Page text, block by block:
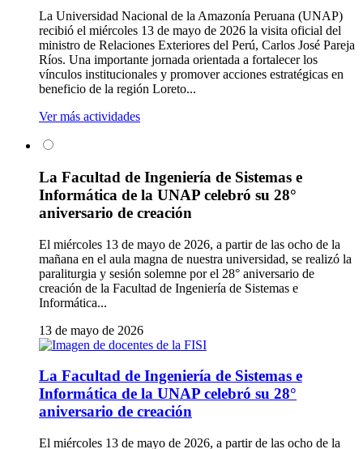
La Universidad Nacional de la Amazonía Peruana (UNAP)
recibió el miércoles 13 de mayo de 2026 la visita oficial del
ministro de Relaciones Exteriores del Perú, Carlos José Pareja
Ríos. Una importante jornada orientada a fortalecer los
vínculos institucionales y promover acciones estratégicas en
beneficio de la región Loreto...
Ver más actividades
La Facultad de Ingeniería de Sistemas e
Informática de la UNAP celebró su 28°
aniversario de creación
El miércoles 13 de mayo de 2026, a partir de las ocho de la
mañana en el aula magna de nuestra universidad, se realizó la
paraliturgia y sesión solemne por el 28° aniversario de
creación de la Facultad de Ingeniería de Sistemas e
Informática...
13 de mayo de 2026
La Facultad de Ingeniería de Sistemas e
Informática de la UNAP celebró su 28°
aniversario de creación
El miércoles 13 de mayo de 2026, a partir de las ocho de la